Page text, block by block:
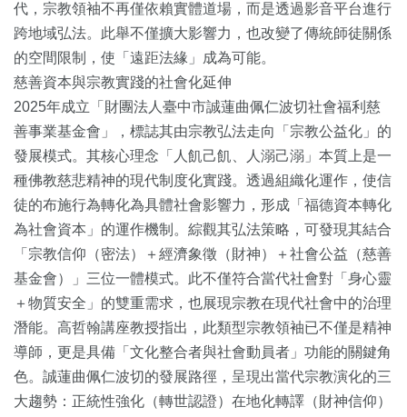
代，宗教領袖不再僅依賴實體道場，而是透過影音平台進行
跨地域弘法。此舉不僅擴大影響力，也改變了傳統師徒關係
的空間限制，使「遠距法緣」成為可能。
慈善資本與宗教實踐的社會化延伸
2025年成立「財團法人臺中市誠蓮曲佩仁波切社會福利慈
善事業基金會」，標誌其由宗教弘法走向「宗教公益化」的
發展模式。其核心理念「人飢己飢、人溺己溺」本質上是一
種佛教慈悲精神的現代制度化實踐。透過組織化運作，使信
徒的布施行為轉化為具體社會影響力，形成「福德資本轉化
為社會資本」的運作機制。綜觀其弘法策略，可發現其結合
「宗教信仰（密法）＋經濟象徵（財神）＋社會公益（慈善
基金會）」三位一體模式。此不僅符合當代社會對「身心靈
＋物質安全」的雙重需求，也展現宗教在現代社會中的治理
潛能。高哲翰講座教授指出，此類型宗教領袖已不僅是精神
導師，更是具備「文化整合者與社會動員者」功能的關鍵角
色。誠蓮曲佩仁波切的發展路徑，呈現出當代宗教演化的三
大趨勢：正統性強化（轉世認證）在地化轉譯（財神信仰）